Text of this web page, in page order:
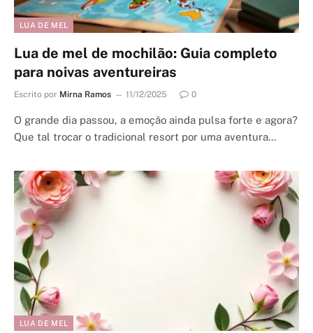
LUA DE MEL
Lua de mel de mochilão: Guia completo
para noivas aventureiras
Escrito por Mirna Ramos 11/12/2025 0
O grande dia passou, a emoção ainda pulsa forte e agora?
Que tal trocar o tradicional resort por uma aventura…
LUA DE MEL